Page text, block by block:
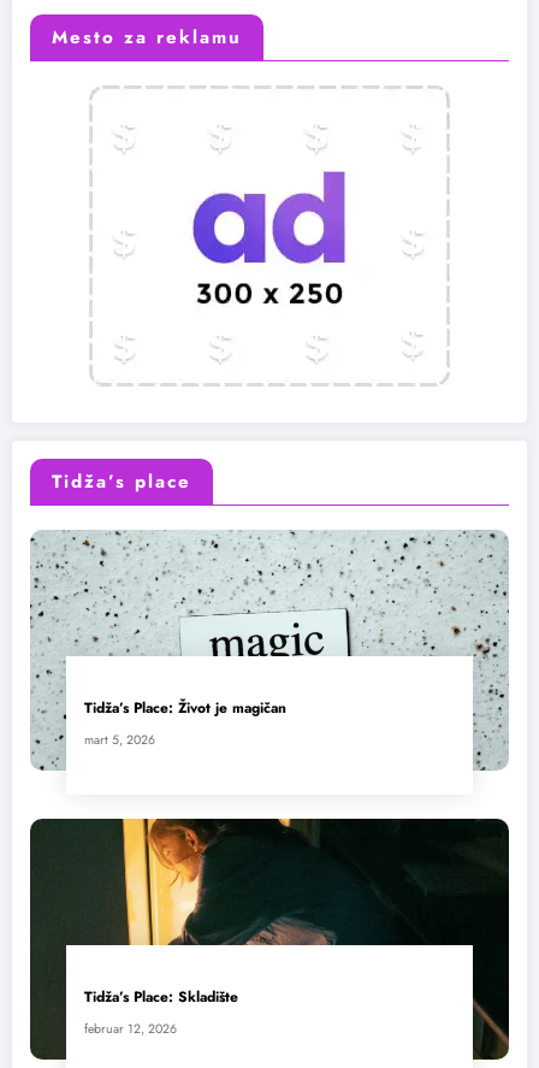
Mesto za reklamu
Tidža’s place
Tidža’s Place: Život je magičan
mart 5, 2026
Tidža’s Place: Skladište
februar 12, 2026